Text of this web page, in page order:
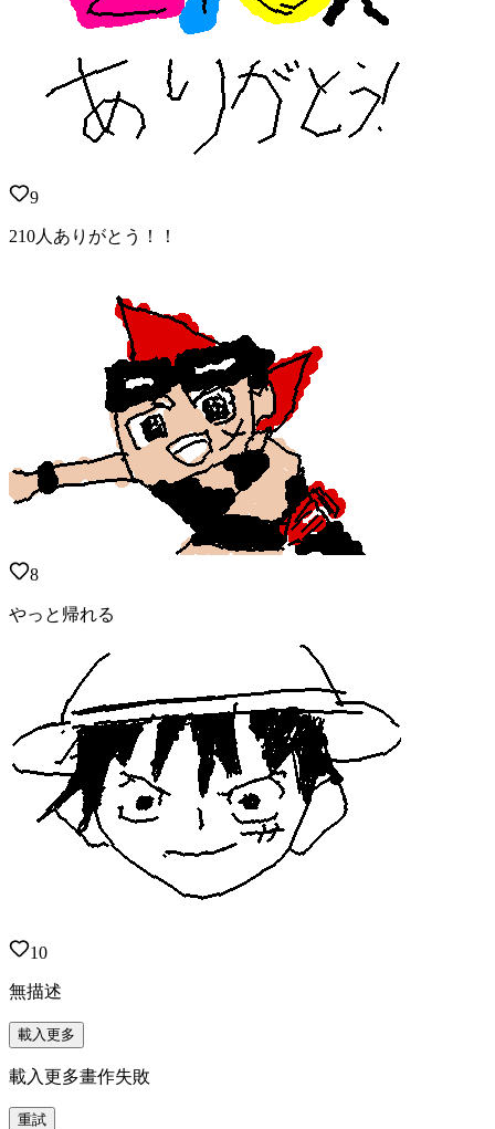
9
210人ありがとう！！
8
やっと帰れる
10
無描述
載入更多
載入更多畫作失敗
重試